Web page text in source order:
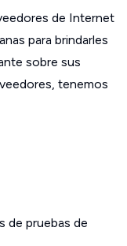
de Internet
para brindarles
sobre sus
tenemos
de pruebas de